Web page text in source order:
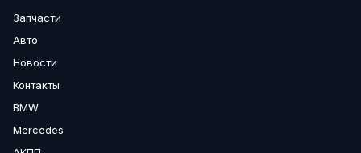
Запчасти
Авто
Новости
Контакты
BMW
Mercedes